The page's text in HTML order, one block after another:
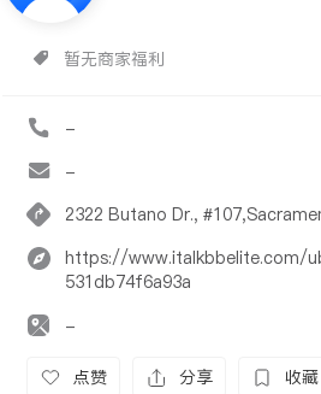
暂无商家福利
-
-
2322 Butano Dr.,
https://www.italkbbelite.com/
531db74f6a93a
-
点赞 分享 收藏